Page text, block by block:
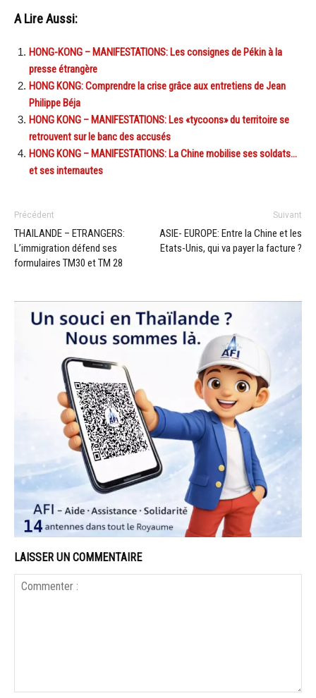
A Lire Aussi:
HONG-KONG – MANIFESTATIONS: Les consignes de Pékin à la
presse étrangère
HONG KONG: Comprendre la crise grâce aux entretiens de Jean
Philippe Béja
HONG KONG – MANIFESTATIONS: Les «tycoons» du territoire se
retrouvent sur le banc des accusés
HONG KONG – MANIFESTATIONS: La Chine mobilise ses soldats…
et ses internautes
Précédent
THAILANDE – ETRANGERS:
L’immigration défend ses
formulaires TM30 et TM 28
Suivant
ASIE- EUROPE: Entre la Chine et les
Etats-Unis, qui va payer la facture ?
LAISSER UN COMMENTAIRE